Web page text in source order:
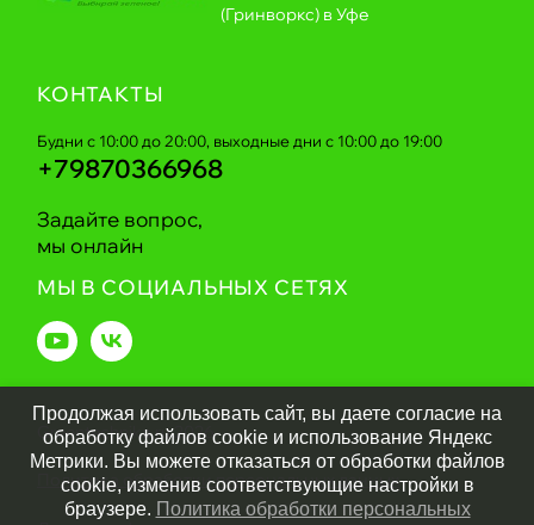
(Гринворкс) в Уфе
КОНТАКТЫ
Будни с 10:00 до 20:00, выходные дни с 10:00 до 19:00
+79870366968
Задайте вопрос,
мы онлайн
МЫ В СОЦИАЛЬНЫХ СЕТЯХ
Greentechnika.ru2026
Политика обработки персональных данных
Продолжая использовать сайт, вы даете согласие на
обработку файлов cookie и использование Яндекс
Метрики. Вы можете отказаться от обработки файлов
cookie, изменив соответствующие настройки в
браузере. Политика обработки персональных